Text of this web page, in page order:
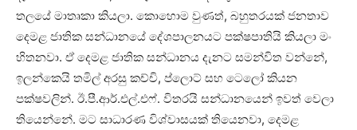
තලයේ මාතෘකා කියලා. කොහොම වුණත්, බහුතරයක් ජනතාව
දෙමළ ජාතික සන්ධානයේ දේශපාලනයට පක්ෂපාතියි කියලා මං
හිතනවා. ඒ දෙමළ ජාතික සන්ධානය දැනට සමන්විත වන්නේ,
ඉලන්කෙයි තමිල් අරසු කච්චි, ප්ලොට් සහ ටෙලෝ කියන
පක්ෂවලින්. ඊ.පී.ආර්.එල්.එෆ්. විතරයි සන්ධානයෙන් ඉවත් වෙලා
තියෙන්නේ. මට සාධාරණ විශ්වාසයක් තියෙනවා, දෙමළ